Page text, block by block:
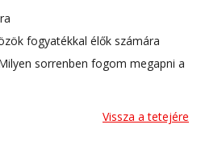
fogyatékkal élők számára
sorrenben fogom megapni a
Vissza a tetejére